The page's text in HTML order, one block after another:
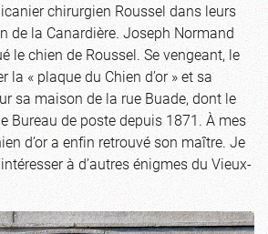
chirurgien Roussel dans leurs
de la Canardière. Joseph Normand
le chien de Roussel. Se vengeant, le
« plaque du Chien d’or » et sa
sa maison de la rue Buade, dont le
Bureau de poste depuis 1871. À mes
d’or a enfin retrouvé son maître. Je
à d’autres énigmes du Vieux-